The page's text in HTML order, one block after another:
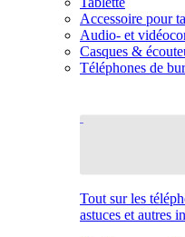
Accessoire pour
Audio- et
Casques &
Téléphones de
Tout sur les
astuces et autres